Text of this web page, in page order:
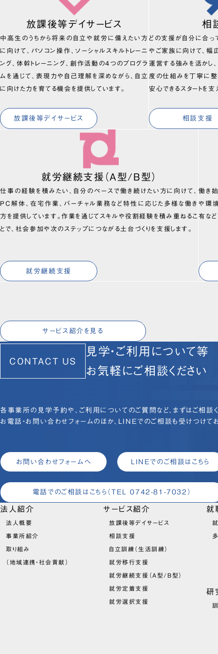
放課後等デイサービス
中高生のうちから将来の自立や就労に備えたい方
に向けて、パソコン操作、ソーシャルスキルトレーニ
ング、体幹トレーニング、創作活動の4つのプログラ
ムを通じて、表現力や自己理解を深めながら、自立
に向けた力を育てる機会を提供しています。
放課後等デイサービス
相
どの支援が自分に合っ
やご家族に向けて、幅
運営する強みを活かし
度の仕組みを丁寧に
安心できるスタートを支
相談支援
就労継続支援（A型/B型）
仕事の経験を積みたい、自分のペースで働き続けたい方に向けて、
PC解体、在宅作業、バーチャル業務など特性に応じた多様な働き
方を提供しています。作業を通じてスキルや役割経験を積み重ねるこ
とで、社会参加や次のステップにつながる土台づくりを支援します。
就労継続支援
働き
や環
有な
サービス紹介を見る
CONTACT US
見学・ご利用について等
お気軽にご相談ください
各事業所の見学予約や、ご利用についてのご質問など、まずはご相談く
お電話・お問い合わせフォームのほか、LINEでのご相談も受けつけてお
お問い合わせフォームへ LINEでのご相談はこちら
電話でのご相談はこちら （TEL 0742-81-7032）
法人紹介
法人概要
事業所紹介
取り組み
（地域連携・社会貢献）
サービス紹介
放課後等デイサービス
相談支援
自立訓練（生活訓練）
就労移行支援
就労継続支援（A型/B型）
就労定着支援
就労選択支援
就
研